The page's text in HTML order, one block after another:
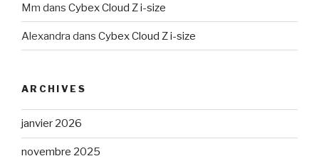
Mm dans Cybex Cloud Z i-size
Alexandra dans Cybex Cloud Z i-size
ARCHIVES
janvier 2026
novembre 2025